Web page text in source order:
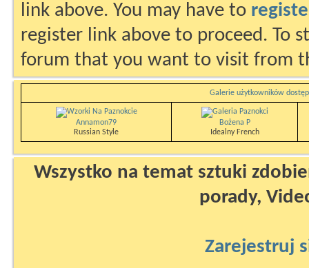
link above. You may have to
register link above to proceed. To
forum that you want to visit from
Galerie użytkowników
Annamon79
Russian Style
Bożena P
Idealny French
Wszystko na temat sztuki
porady,
Zarejestruj